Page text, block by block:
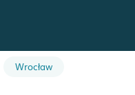
Wrocław